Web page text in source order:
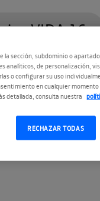
VIDA 16
, de Adam Ben-
usuarios como
la sección, subdominio o
analíticos, de personalización,
o configurar su uso
en cualquier momento
detallada, consulta nuestra
RECHAZAR TODAS